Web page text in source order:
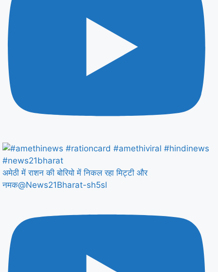
अमेठी में राशन की बोरियो में निकल रहा मिट्टी और
नमक@News21Bharat-sh5sl